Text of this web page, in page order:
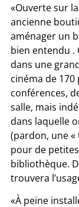
«Ouverte sur
ancienne
aménager un
bien entendu .
dans une
cinéma de 170
conférences,
salle, mais
dans laquelle
(pardon, une «
pour de
bibliothèque.
trouvera
«À peine